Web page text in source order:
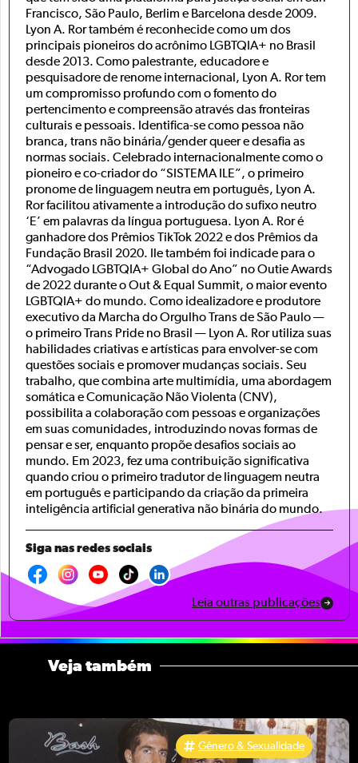
Francisco, São Paulo, Berlim e Barcelona desde 2009.
Lyon A. Ror também é reconhecide como um dos
principais pioneiros do acrônimo LGBTQIA+ no Brasil
desde 2013. Como palestrante, educadore e
pesquisadore de renome internacional, Lyon A. Ror tem
um compromisso profundo com o fomento do
pertencimento e compreensão através das fronteiras
culturais e pessoais. Identifica-se como pessoa não
branca, trans não binária/gender queer e desafia as
normas sociais. Celebrado internacionalmente como o
pioneiro e co-criador do “SISTEMA ILE”, o primeiro
pronome de linguagem neutra em português, Lyon A.
Ror facilitou ativamente a introdução do sufixo neutro
‘E’ em palavras da língua portuguesa. Lyon A. Ror é
ganhadore dos Prêmios TikTok 2022 e dos Prêmios da
Fundação Brasil 2020. Ile também foi indicade para o
“Advogado LGBTQIA+ Global do Ano” no Outie Awards
de 2022 durante o Out & Equal Summit, o maior evento
LGBTQIA+ do mundo. Como idealizadore e produtore
executivo da Marcha do Orgulho Trans de São Paulo —
o primeiro Trans Pride no Brasil — Lyon A. Ror utiliza suas
habilidades criativas e artísticas para envolver-se com
questões sociais e promover mudanças sociais. Seu
trabalho, que combina arte multimídia, uma abordagem
somática e Comunicação Não Violenta (CNV),
possibilita a colaboração com pessoas e organizações
em suas comunidades, introduzindo novas formas de
pensar e ser, enquanto propõe desafios sociais ao
mundo. Em 2023, fez uma contribuição significativa
quando criou o primeiro tradutor de linguagem neutra
em português e participando da criação da primeira
inteligência artificial generativa não binária do mundo.
Siga nas redes sociais
Leia outras publicações
Veja também
Gênero & Sexualidade